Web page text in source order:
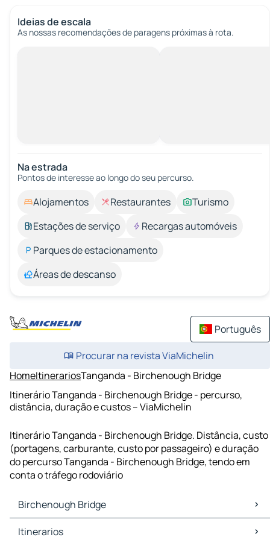
Ideias de escala
As nossas recomendações de paragens próximas à rota.
Na estrada
Pontos de interesse ao longo do seu percurso.
Alojamentos Restaurantes
Turismo
Estações de serviço
Recargas automóveis
Parques de estacionamento
Áreas de descanso
Português
Procurar na revista ViaMichelin
HomeItinerariosTanganda - Birchenough Bridge
Itinerário Tanganda - Birchenough Bridge - percurso,
distância, duração e custos – ViaMichelin
Itinerário Tanganda - Birchenough Bridge. Distância, custo
(portagens, carburante, custo por passageiro) e duração
do percurso Tanganda - Birchenough Bridge, tendo em
conta o tráfego rodoviário
Birchenough Bridge
Birchenough Bridge Mapas Plantas
Itinerarios